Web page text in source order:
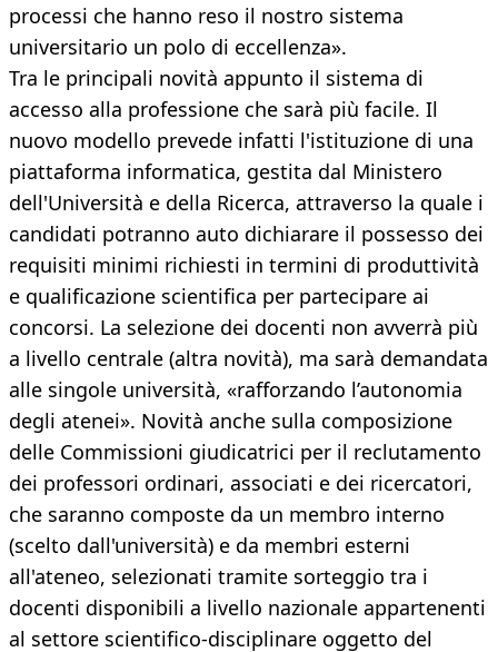
processi che hanno reso il nostro sistema
universitario un polo di eccellenza».
Tra le principali novità appunto il sistema di
accesso alla professione che sarà più facile. Il
nuovo modello prevede infatti l'istituzione di una
piattaforma informatica, gestita dal Ministero
dell'Università e della Ricerca, attraverso la quale i
candidati potranno auto dichiarare il possesso dei
requisiti minimi richiesti in termini di produttività
e qualificazione scientifica per partecipare ai
concorsi. La selezione dei docenti non avverrà più
a livello centrale (altra novità), ma sarà demandata
alle singole università, «rafforzando l’autonomia
degli atenei». Novità anche sulla composizione
delle Commissioni giudicatrici per il reclutamento
dei professori ordinari, associati e dei ricercatori,
che saranno composte da un membro interno
(scelto dall'università) e da membri esterni
all'ateneo, selezionati tramite sorteggio tra i
docenti disponibili a livello nazionale appartenenti
al settore scientifico-disciplinare oggetto del